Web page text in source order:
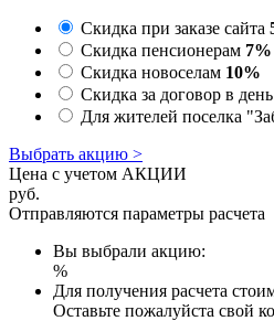
Скидка при заказе сайта
Скидка пенсионерам 7%
Скидка новоселам 10%
Скидка за договор в
Для жителей поселка
Выбрать акцию >
Цена с учетом АКЦИИ
руб.
Отправляются параметры расчета
Вы выбрали акцию:
%
Для получения расчета
Оставьте пожалуйста свой